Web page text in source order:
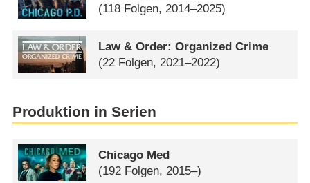
(118 Folgen, 2014–2025)
Law & Order: Organized Crime
(22 Folgen, 2021–2022)
Produktion in Serien
Chicago Med
(192 Folgen, 2015–)